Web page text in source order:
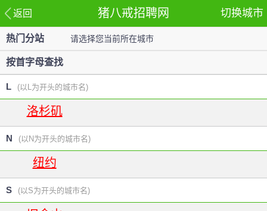
返回 切换城市
猪八戒招聘网
热门分站 请选择您当前所在城市
按首字母查找
L (以L为开头的城市名)
洛杉矶
N (以N为开头的城市名)
纽约
S (以S为开头的城市名)